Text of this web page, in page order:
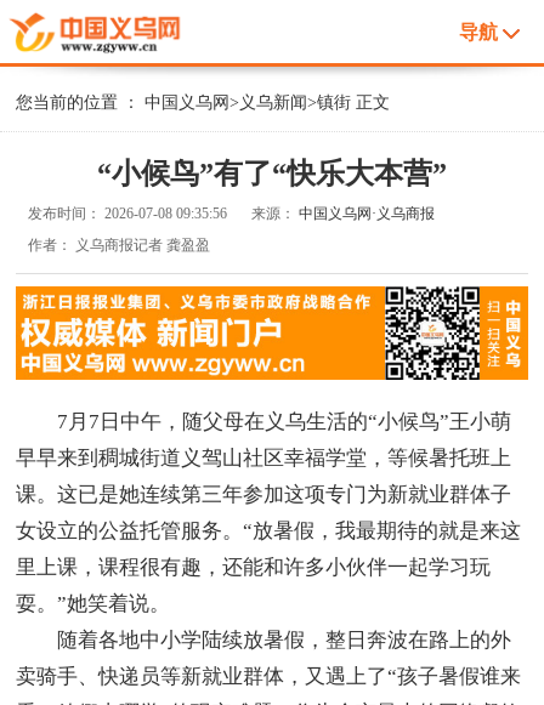
导航
您当前的位置 ：中国义乌网> 义乌新闻>镇街 正文
“小候鸟”有了“快乐大本营”
发布时间：2026-07-08 09:35:56 来源：中国义乌网·义乌商报
作者：
义乌商报记者 龚盈盈
7月7日中午，随父母在义乌生活的“小候鸟”王小萌
早早来到稠城街道义驾山社区幸福学堂，等候暑托班上
课。这已是她连续第三年参加这项专门为新就业群体子
女设立的公益托管服务。“放暑假，我最期待的就是来这
里上课，课程很有趣，还能和许多小伙伴一起学习玩
耍。”她笑着说。
随着各地中小学陆续放暑假，整日奔波在路上的外
卖骑手、快递员等新就业群体，又遇上了“孩子暑假谁来